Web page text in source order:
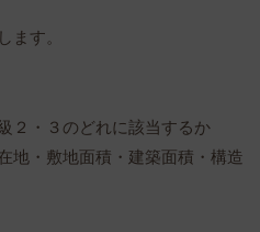
ます。
２・３のどれに該当するか
地・敷地面積・建築面積・構造